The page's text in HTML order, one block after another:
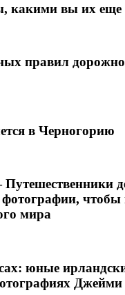
какими вы их еще
правил
в Черногорию
фотографии, чтобы
мира
юные